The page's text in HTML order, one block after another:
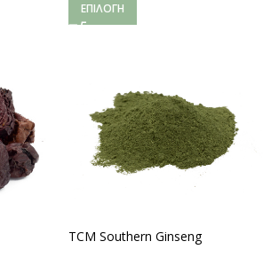
ΕΠΙΛΟΓΉ
TCM Southern Ginseng